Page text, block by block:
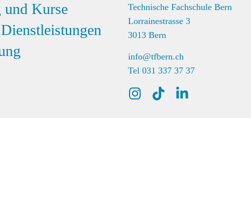
und Kurse
Technische Fachschule Bern
Lorrainestrasse 3
3013 Bern
info@tfbern.ch
Tel 031 337 37 37